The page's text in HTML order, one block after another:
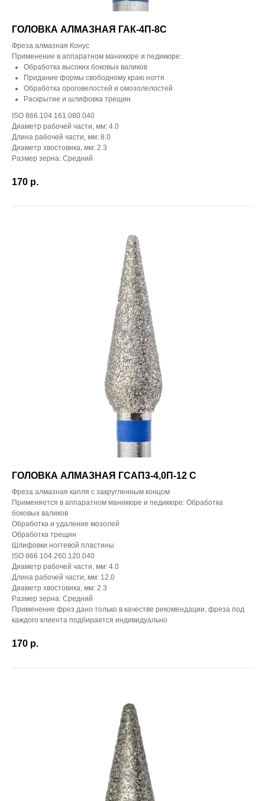
ГОЛОВКА АЛМАЗНАЯ ГАК-4П-8С
Фреза алмазная Конус
Применение в аппаратном маникюре и педикюре:
Обработка высоких боковых валиков
Придание формы свободному краю ногтя
Обработка ороговелостей и омозолелостей
Раскрытие и шлифовка трещин
ISO 866.104.161.080.040
Диаметр рабочей части, мм: 4.0
Длина рабочей части, мм: 8.0
Диаметр хвостовика, мм: 2.3
Размер зерна: Средний
170 р.
ГОЛОВКА АЛМАЗНАЯ ГСАП3-4,0П-12 С
Фреза алмазная капля с закругленным концом
Применяется в аппаратном маникюре и педикюре: Обработка
боковых валиков
Обработка и удаление мозолей
Обработка трещин
Шлифовки ногтевой пластины
ISO 866.104.260.120.040
Диаметр рабочей части, мм: 4.0
Длина рабочей части, мм: 12.0
Диаметр хвостовика, мм: 2.3
Размер зерна: Средний
Применение фрез дано только в качестве рекомендации, фреза под
каждого клиента подбирается индивидуально
170 р.